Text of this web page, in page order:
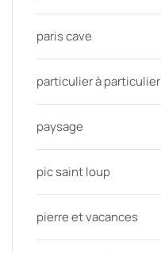
paris cave
particulier à particulier
paysage
pic saint loup
pierre et vacances